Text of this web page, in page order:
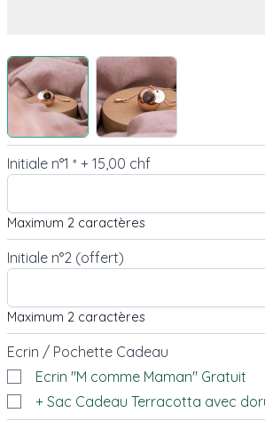
View larger imageView larger image
Initiale n°1 * + 15,00 chf
Maximum 2 caractères
Initiale n°2 (offert)
Maximum 2 caractères
Ecrin / Pochette Cadeau
Ecrin "M comme Maman" Gratuit
+ Sac Cadeau Terracotta avec